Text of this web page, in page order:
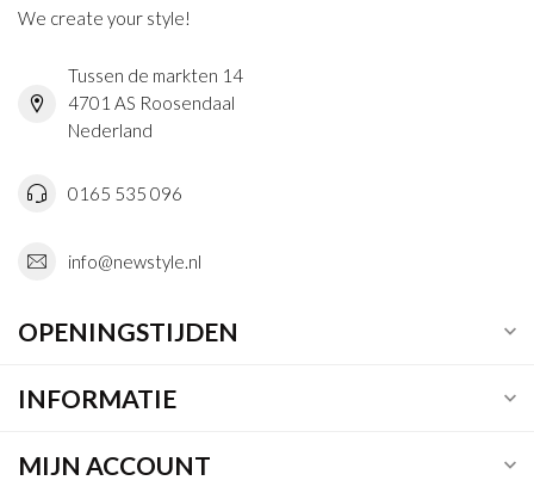
We create your style!
Tussen de markten 14
4701 AS Roosendaal
Nederland
0165 535 096
info@newstyle.nl
OPENINGSTIJDEN
INFORMATIE
MIJN ACCOUNT